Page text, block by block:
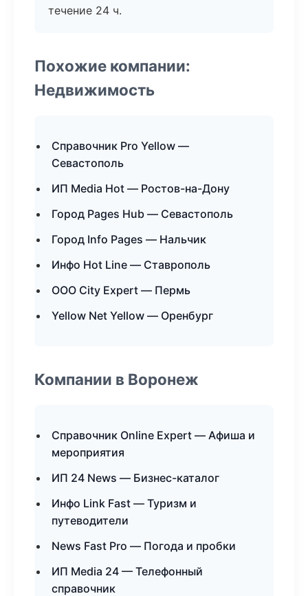
течение 24 ч.
Похожие компании:
Недвижимость
Справочник Pro Yellow —
Севастополь
ИП Media Hot — Ростов-на-Дону
Город Pages Hub — Севастополь
Город Info Pages — Нальчик
Инфо Hot Line — Ставрополь
ООО City Expert — Пермь
Yellow Net Yellow — Оренбург
Компании в Воронеж
Справочник Online Expert — Афиша и
мероприятия
ИП 24 News — Бизнес-каталог
Инфо Link Fast — Туризм и
путеводители
News Fast Pro — Погода и пробки
ИП Media 24 — Телефонный
справочник